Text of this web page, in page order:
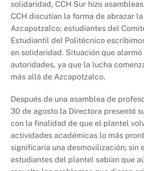
solidaridad, CCH Sur hizo
CCH discutían la forma de abrazar
Azcapotzalco; estudiantes del
Estudiantil del Politécnico
en solidaridad. Situación que alarmó
autoridades, ya que la lucha
más allá de Azcapotzalco.
Después de una asamblea de
30 de agosto la Directora presentó
con la finalidad de que el plantel
actividades académicas lo más
significaría una desmovilización; sin
estudiantes del plantel sabían que